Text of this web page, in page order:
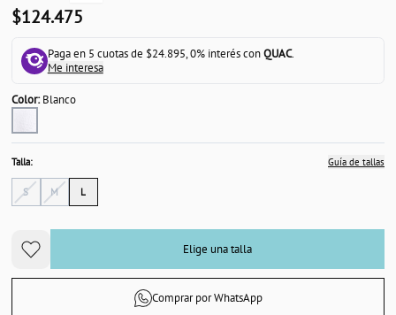
$124.475
Paga en 5 cuotas de $24.895, 0% interés conQUAC.
Me interesa
Color:Blanco
Talla: Guía de tallas
S M L
Elige una talla
Comprar por WhatsApp